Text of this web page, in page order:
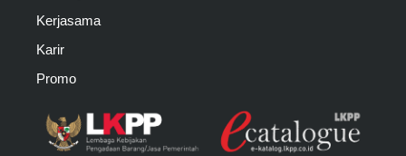
Kerjasama
Karir
Promo